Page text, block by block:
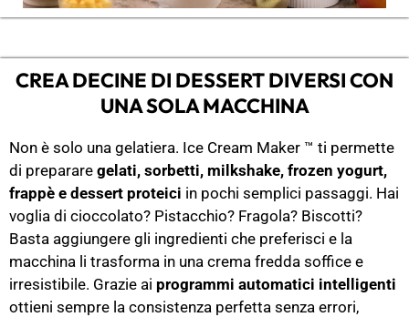
CREA DECINE DI DESSERT DIVERSI CON
UNA SOLA MACCHINA
Non è solo una gelatiera. Ice Cream Maker ™ ti permette
di preparare gelati, sorbetti, milkshake, frozen yogurt,
frappè e dessert proteici in pochi semplici passaggi. Hai
voglia di cioccolato? Pistacchio? Fragola? Biscotti?
Basta aggiungere gli ingredienti che preferisci e la
macchina li trasforma in una crema fredda soffice e
irresistibile. Grazie ai programmi automatici intelligenti
ottieni sempre la consistenza perfetta senza errori,